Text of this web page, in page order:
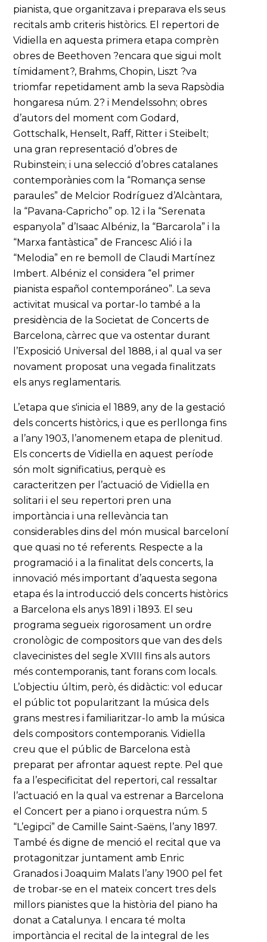
pianista, que organitzava i preparava els seus
recitals amb criteris històrics. El repertori de
Vidiella en aquesta primera etapa comprèn
obres de Beethoven ?encara que sigui molt
tímidament?, Brahms, Chopin, Liszt ?va
triomfar repetidament amb la seva Rapsòdia
hongaresa núm. 2? i Mendelssohn; obres
d’autors del moment com Godard,
Gottschalk, Henselt, Raff, Ritter i Steibelt;
una gran representació d’obres de
Rubinstein; i una selecció d’obres catalanes
contemporànies com la “Romança sense
paraules” de Melcior Rodríguez d’Alcàntara,
la “Pavana-Capricho” op. 12 i la “Serenata
espanyola” d’Isaac Albéniz, la “Barcarola” i la
“Marxa fantàstica” de Francesc Alió i la
“Melodia” en re bemoll de Claudi Martínez
Imbert. Albéniz el considera “el primer
pianista español contemporáneo”. La seva
activitat musical va portar-lo també a la
presidència de la Societat de Concerts de
Barcelona, càrrec que va ostentar durant
l’Exposició Universal del 1888, i al qual va ser
novament proposat una vegada finalitzats
els anys reglamentaris.
L’etapa que s'inicia el 1889, any de la gestació
dels concerts històrics, i que es perllonga fins
a l’any 1903, l’anomenem etapa de plenitud.
Els concerts de Vidiella en aquest període
són molt significatius, perquè es
caracteritzen per l’actuació de Vidiella en
solitari i el seu repertori pren una
importància i una rellevància tan
considerables dins del món musical barceloní
que quasi no té referents. Respecte a la
programació i a la finalitat dels concerts, la
innovació més important d’aquesta segona
etapa és la introducció dels concerts històrics
a Barcelona els anys 1891 i 1893. El seu
programa segueix rigorosament un ordre
cronològic de compositors que van des dels
clavecinistes del segle XVIII fins als autors
més contemporanis, tant forans com locals.
L’objectiu últim, però, és didàctic: vol educar
el públic tot popularitzant la música dels
grans mestres i familiaritzar-lo amb la música
dels compositors contemporanis. Vidiella
creu que el públic de Barcelona està
preparat per afrontar aquest repte. Pel que
fa a l’especificitat del repertori, cal ressaltar
l’actuació en la qual va estrenar a Barcelona
el Concert per a piano i orquestra núm. 5
“L’egipci” de Camille Saint-Saëns, l’any 1897.
També és digne de menció el recital que va
protagonitzar juntament amb Enric
Granados i Joaquim Malats l’any 1900 pel fet
de trobar-se en el mateix concert tres dels
millors pianistes que la història del piano ha
donat a Catalunya. I encara té molta
importància el recital de la integral de les